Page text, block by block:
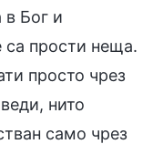
в Бог и
са прости неща.
просто чрез
нито
само чрез